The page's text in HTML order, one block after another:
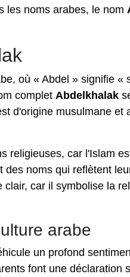
les noms arabes, le nom
où « Abdel » signifie «
complet Abdelkhalak
d'origine musulmane et
religieuses, car l'Islam
noms qui reflètent
clair, car il symbolise la
arabe
un profond
font une déclaration